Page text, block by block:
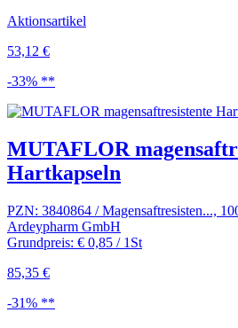
Aktionsartikel
53,12 €
-33% **
MUTAFLOR
Hartkapseln
PZN: 3840864 / Magensaftresisten...,
Ardeypharm GmbH
Grundpreis: € 0,85 / 1St
85,35 €
-31% **